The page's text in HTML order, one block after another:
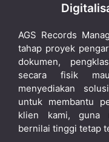
AGS Records
tahap proyek
dokumen,
secara fisik
menyediakan
untuk membantu
klien kami, guna
bernilai tinggi tetap